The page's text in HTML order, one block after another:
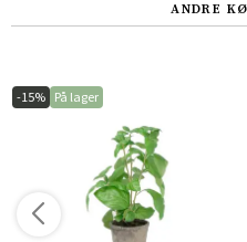
ANDRE
-15% På lager